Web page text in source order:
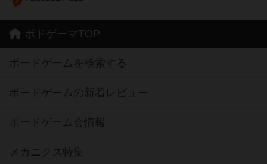
ボドゲーマTOP
ボードゲームを検索する
ボードゲームの新着レビュー
ボードゲーム会情報
メカニクス特集